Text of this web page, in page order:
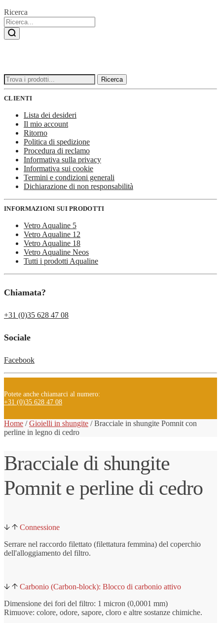
Ricerca
Ricerca
per:
Ricerca
CLIENTI
Lista dei desideri
Il mio account
Ritorno
Politica di spedizione
Procedura di reclamo
Informativa sulla privacy
Informativa sui cookie
Termini e condizioni generali
Dichiarazione di non responsabilità
INFORMAZIONI SUI PRODOTTI
Vetro Aqualine 5
Vetro Aqualine 12
Vetro Aqualine 18
Vetro Aqualine Neos
Tutti i prodotti Aqualine
Chiamata?
+31 (0)35 628 47 08
Sociale
Facebook
Potete anche chiamarci al numero:
+31 (0)35 628 47 08
Home /Gioielli in shungite /Bracciale in shungite Pomnit con
perline in legno di cedro
Bracciale di shungite
Pomnit e perline di cedro
Connessione
Serrare nel raccordo filettato (filettatura femmina) del coperchio
dell'alloggiamento del filtro.
Carbonio (Carbon-block): Blocco di carbonio attivo
Dimensione dei fori del filtro: 1 micron (0,0001 mm)
Rimuove: colore, odore, sapore, cloro e altre sostanze chimiche.